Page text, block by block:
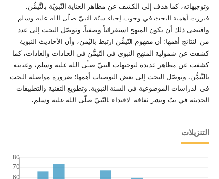
وتوجيهاته، كما هدف إلى الكشف عن مظاهر العناية النّبويّة بالتَّيمُّن.
فبرزت أهمية البحث في وجوب إحياء سنّة النبيّ صلّى الله عليه وسلم.
واقتضى ذلك أن يكون المنهج استقرائياً وصفياً. وتوصّل البحث إلى عدد
من النتائج أهمها؛ أن مفهوم التّيمُّن ارتبط باليُمن، وأن الأحاديث النبوية
كشفت عن شمولية المنهج النبوي في التّيمُّن في العبادات والعادات، كما
كشفت عن مظاهر عديدة لتوجيهات النبيّ صلّى الله عليه وسلم، وعنايته
بالتَّيمُّن. وتوصّل البحث إلى بعض التوصيات أهمها؛ ضرورة مواصلة البحث
في الدراسات الموضوعية في السنة النبوية. وتطويع التقنية والتطبيقات
الحديثة في بثّ ونشر ثقافة الاقتداء بالنّبيّ صلّى الله عليه وسلم.
التنزيلات